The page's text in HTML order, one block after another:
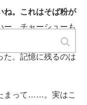
ね。これはそば粉が
ー。チャーシューも
、どこがどう美味
た。記憶に残るのは
まって……。実はこ